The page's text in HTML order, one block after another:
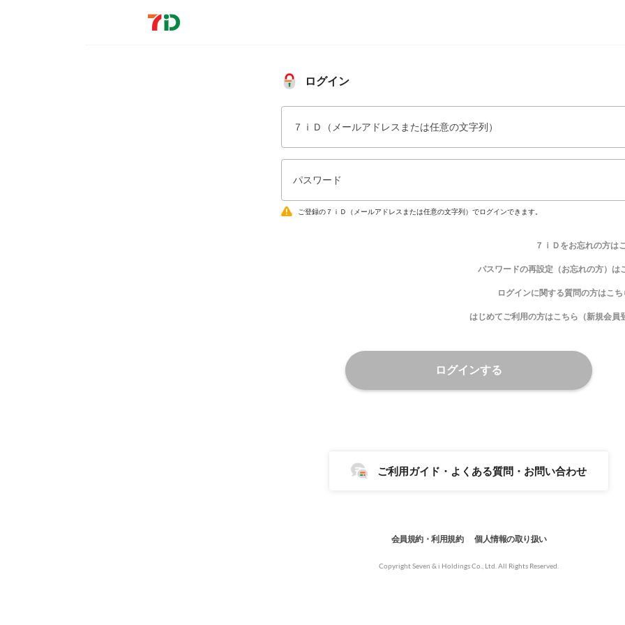
ログイン
７ｉＤ（メールアドレスまたは任意の文字列）
パスワード
ご登録の７ｉＤ（メールアドレスまたは任意の文字列）でログインできます。
７ｉＤをお忘れの方は
パスワードの再設定（お忘れの方）は
ログインに関する質問の方はこち
はじめてご利用の方はこちら（新規会員
ログインする
ご利用ガイド・よくある質問・お問い合わせ
会員規約・利用規約 個人情報の取り扱い
Copyright Seven & i Holdings Co., Ltd. All Rights Reserved.